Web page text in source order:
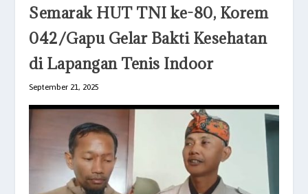
Semarak HUT TNI ke-80, Korem
042/Gapu Gelar Bakti Kesehatan
di Lapangan Tenis Indoor
September 21, 2025